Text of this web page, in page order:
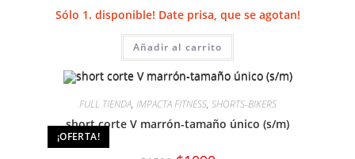
Sólo 1. disponible! Date prisa, que se agotan!
Añadir al carrito
¡OFERTA!
FULL TIENDA, IMPACTA FITNESS, SHORTS-BIKERS
short corte V marrón-tamaño único (s/m)